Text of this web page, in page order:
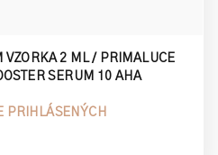
VZORKA 2 ML / PRIMALUCE
SERUM 10 AHA
PRIHLÁSENÝCH